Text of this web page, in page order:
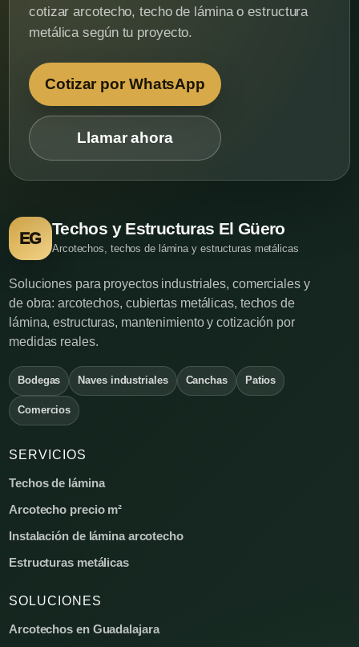
cotizar arcotecho, techo de lámina o estructura
metálica según tu proyecto.
Cotizar por WhatsApp
Llamar ahora
EG
Techos y Estructuras El Güero
Arcotechos, techos de lámina y estructuras metálicas
Soluciones para proyectos industriales, comerciales y
de obra: arcotechos, cubiertas metálicas, techos de
lámina, estructuras, mantenimiento y cotización por
medidas reales.
Bodegas Naves industriales Canchas Patios
Comercios
SERVICIOS
Techos de lámina
Arcotecho precio m²
Instalación de lámina arcotecho
Estructuras metálicas
SOLUCIONES
Arcotechos en Guadalajara